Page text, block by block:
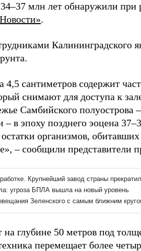
млн лет обнаружили при
.
Калининградского
4,5 сантиметров содержит
снимают для доступа к
Самбийского полуострова
– в эпоху позднего эоцена
организмов,
– сообщили представители
на глубине 50 метров под
перемещает более